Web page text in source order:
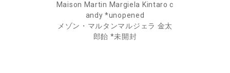
Maison Martin Margiela Kintaro c
andy *unopened
メゾン・マルタンマルジェラ 金太
郎飴 *未開封